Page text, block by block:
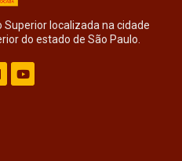
Superior localizada na cidade
do estado de São Paulo.